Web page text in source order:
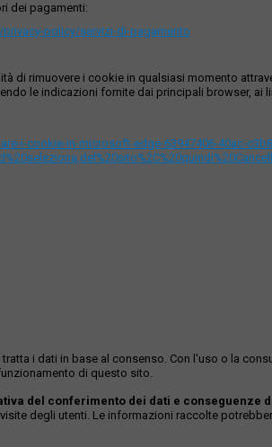
dei pagamenti:
policy/servizi-di-pagamento
di rimuovere i cookie in qualsiasi momento
le indicazioni fornite dai principali browser, ai
i-cookie-in-microsoft-edge-63947406-40ac-
i dati in base al consenso. Con l'uso o la
di questo sito.
del conferimento dei dati e conseguenze
degli utenti. Le informazioni raccolte